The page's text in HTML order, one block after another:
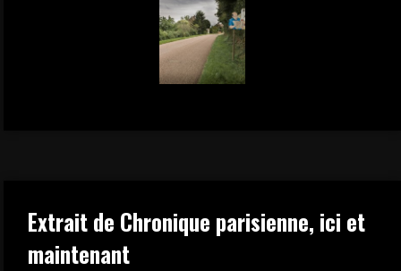
Extrait de Chronique parisienne, ici et
maintenant